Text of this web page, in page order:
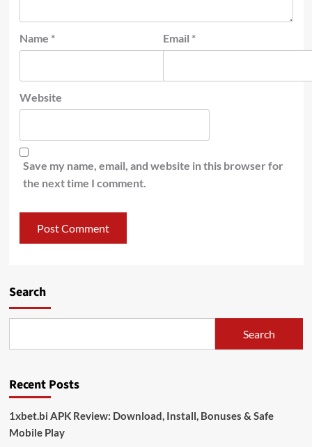
Name * Email *
Website
Save my name, email, and website in this browser for
the next time I comment.
Search
Search
Recent Posts
1xbet.bi APK Review: Download, Install, Bonuses & Safe
Mobile Play